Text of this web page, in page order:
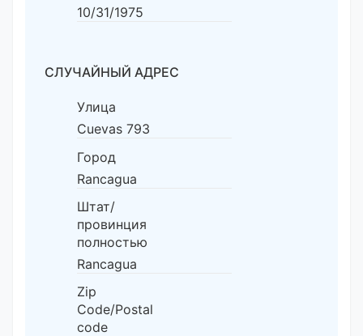
10/31/1975
СЛУЧАЙНЫЙ АДРЕС
Улица
Cuevas 793
Город
Rancagua
Штат/
провинция
полностью
Rancagua
Zip
Code/Postal
code